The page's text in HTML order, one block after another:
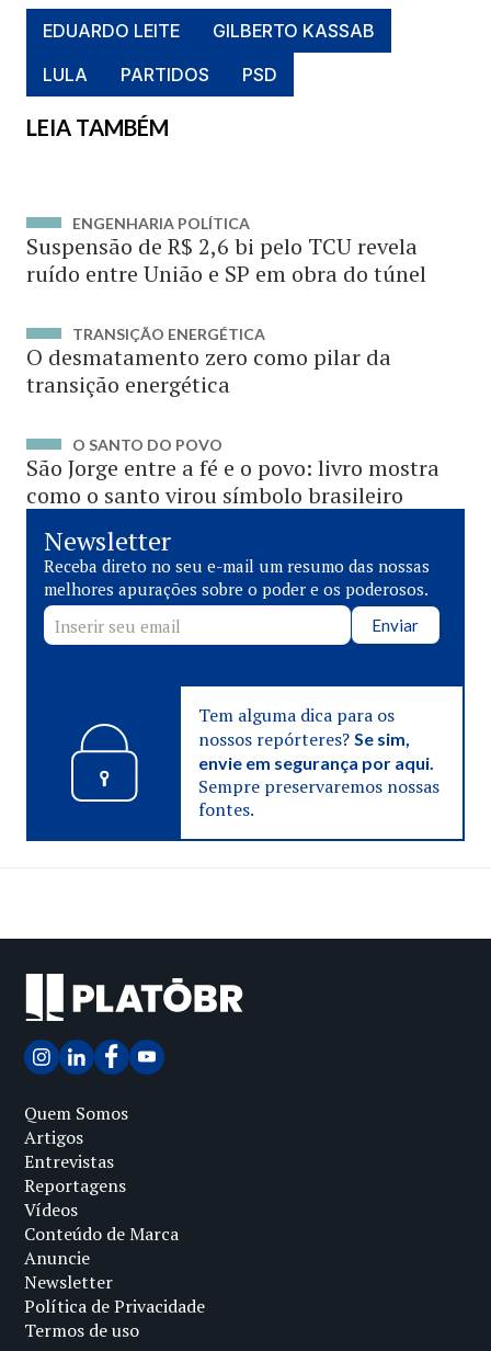
EDUARDO LEITE
GILBERTO KASSAB
LULA
PARTIDOS PSD
LEIA TAMBÉM
ENGENHARIA POLÍTICA
Suspensão de R$ 2,6 bi pelo TCU revela
ruído entre União e SP em obra do túnel
TRANSIÇÃO ENERGÉTICA
O desmatamento zero como pilar da
transição energética
O SANTO DO POVO
São Jorge entre a fé e o povo: livro mostra
como o santo virou símbolo brasileiro
Newsletter
Receba direto no seu e-mail um resumo das nossas
melhores apurações sobre o poder e os poderosos.
Enviar
Tem alguma dica para os
nossos repórteres? Se sim,
envie em segurança por aqui.
Sempre preservaremos nossas
fontes.
Quem Somos
Artigos
Entrevistas
Reportagens
Vídeos
Conteúdo de Marca
Anuncie
Newsletter
Política de Privacidade
Termos de uso